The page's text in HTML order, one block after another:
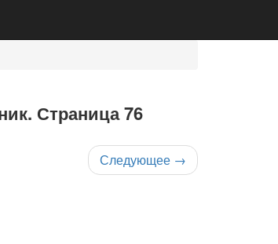
Страница 76
Следующее →